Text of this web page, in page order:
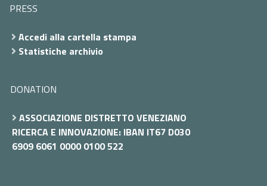
PRESS
Accedi alla cartella stampa
Statistiche archivio
DONATION
ASSOCIAZIONE DISTRETTO VENEZIANO
RICERCA E INNOVAZIONE: IBAN IT67 D030
6909 6061 0000 0100 522